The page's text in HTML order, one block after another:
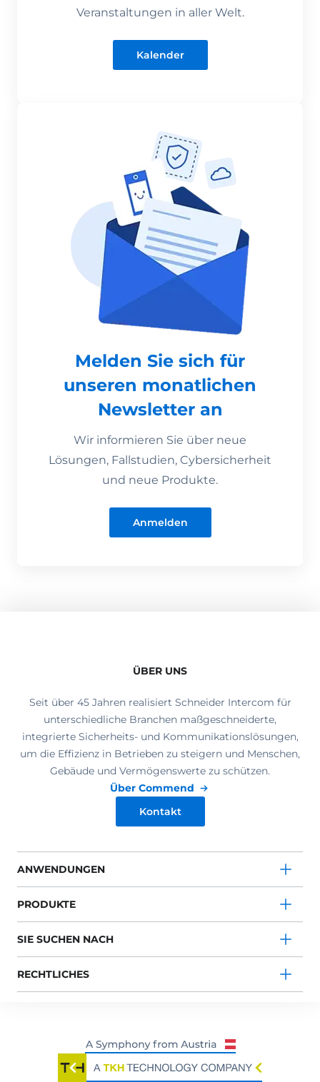
Veranstaltungen in aller Welt.
Kalender
Melden Sie sich für
unseren monatlichen
Newsletter an
Wir informieren Sie über neue
Lösungen, Fallstudien, Cybersicherheit
und neue Produkte.
Anmelden
ÜBER UNS
Seit über 45 Jahren realisiert Schneider Intercom für
unterschiedliche Branchen maßgeschneiderte,
integrierte Sicherheits- und Kommunikationslösungen,
um die Effizienz in Betrieben zu steigern und Menschen,
Gebäude und Vermögenswerte zu schützen.
Über Commend
Kontakt
ANWENDUNGEN
PRODUKTE
SIE SUCHEN NACH
RECHTLICHES